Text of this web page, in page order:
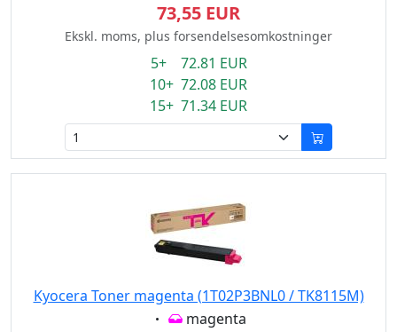
73,55 EUR
Ekskl. moms, plus forsendelsesomkostninger
5+ 72.81 EUR
10+ 72.08 EUR
15+ 71.34 EUR
Kyocera Toner magenta (1T02P3BNL0 / TK8115M)
Eigenschaft:
magenta